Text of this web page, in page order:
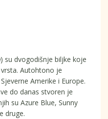
) su dvogodišnje biljke koje
Autohtono je
Amerike i Europe.
do danas stvoren je
su Azure Blue, Sunny
druge.